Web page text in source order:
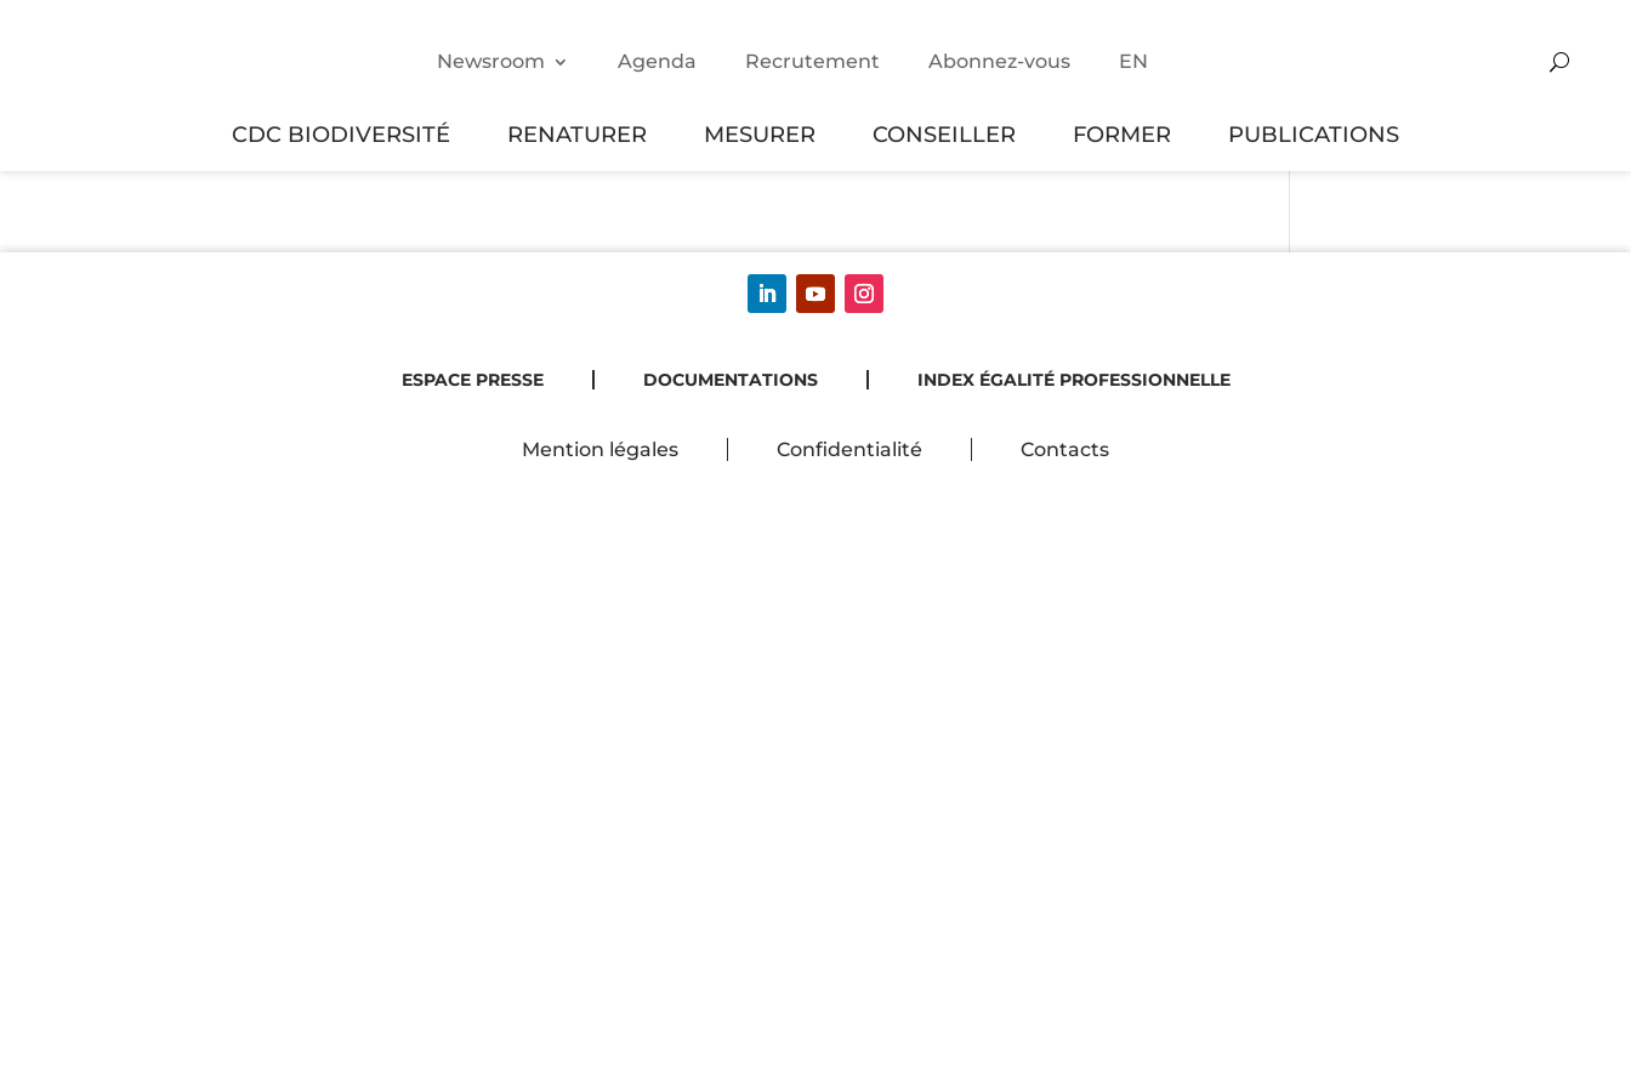
Newsroom Agenda Recrutement Abonnez-vous EN
CDC BIODIVERSITÉ RENATURER MESURER CONSEILLER FORMER PUBLICATIONS
ESPACE PRESSE DOCUMENTATIONS INDEX ÉGALITÉ PROFESSIONNELLE
Mention légales Confidentialité Contacts